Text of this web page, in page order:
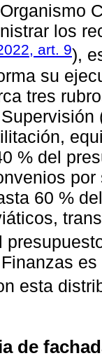
los
art. 9),
su
tres
% del
60 %
esta
de